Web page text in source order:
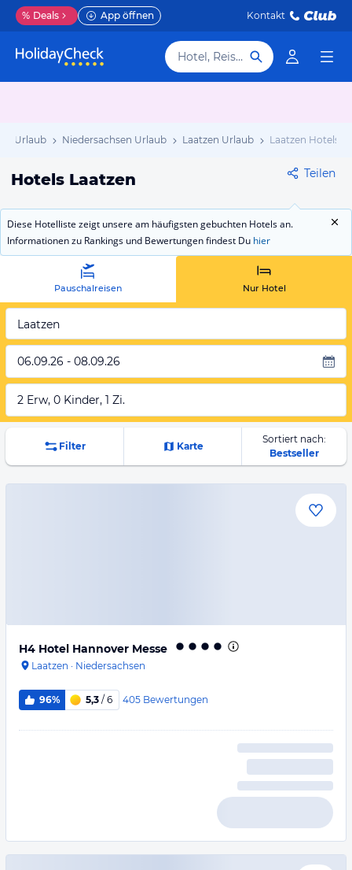
% Deals App öffnen Kontakt
Hotel, Reiseziel
Urlaub Niedersachsen Urlaub Laatzen Urlaub Laatzen Hotels
Hotels Laatzen Teilen
Diese Hotelliste zeigt unsere am häufigsten gebuchten Hotels an.
Informationen zu Rankings und Bewertungen findest Du hier
Pauschalreisen Nur Hotel
Laatzen
06.09.26 - 08.09.26
2 Erw, 0 Kinder, 1 Zi.
Filter Karte
Sortiert nach:
Bestseller
H4 Hotel Hannover Messe
Laatzen · Niedersachsen
96% 5,3 / 6 405 Bewertungen